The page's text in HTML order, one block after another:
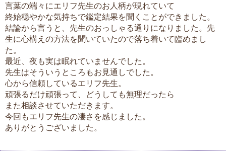
言葉の端々にエリフ先生のお人柄が現れていて
終始穏やかな気持ちで鑑定結果を聞くことができました。
結論から言うと、先生のおっしゃる通りになりました。先
生に心構えの方法を聞いていたので落ち着いて臨めまし
た。
最近、夜も実は眠れていませんでした。
先生はそういうところもお見通しでした。
心から信頼しているエリフ先生。
頑張るだけ頑張って、どうしても無理だったら
また相談させていただきます。
今回もエリフ先生の凄さを感じました。
ありがとうございました。